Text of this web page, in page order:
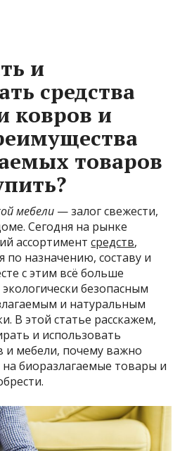
и
средства
ковров и
товаров
мебели — залог свежести,
Сегодня на рынке
ассортиментсредств,
по назначению, составу и
с этим всё больше
безопасным
и натуральным
В этой статье расскажем,
и использовать
и мебели, почему важно
биоразлагаемые товары и